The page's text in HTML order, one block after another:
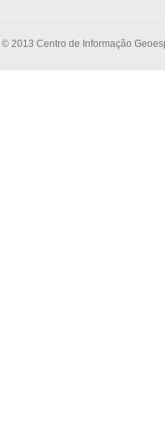
2013 Centro de Informação